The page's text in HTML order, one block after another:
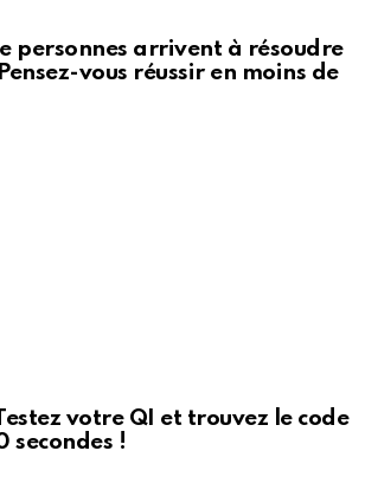
personnes arrivent à résoudre
vous réussir en moins de
votre QI et trouvez le code
secondes !